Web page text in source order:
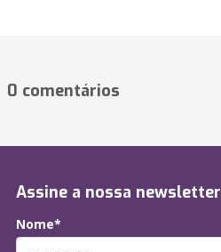
0 comentários
Assine a nossa newsletter
Nome*